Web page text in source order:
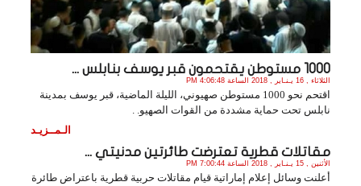
1000 مستوطن يقتحمون قبر يوسف بنابلس ...
الثلاثاء , 16 يـنـاير , 2018 الساعة 4:06:48 PM
اقتحم نحو 1000 مستوطن صهيوني، الليلة الماضية، قبر يوسف بمدينة
نابلس تحت حماية مشددة من القوات الصهيو. .
الـمــزيـد
مقاتلات قطرية تعترضت طائرتين مدنيتي ...
الأثنين , 15 يـنـاير , 2018 الساعة 7:00:44 PM
أعلنت وسائل إعلام إماراتية قيام مقاتلات حربية قطرية باعتراض طائرة